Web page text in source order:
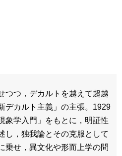
つつ，デカルトを越えて超越
デカルト主義」の主張。1929
象学入門」をもとに，明証性
し，独我論とその克服として
乗せ，異文化や形而上学の問